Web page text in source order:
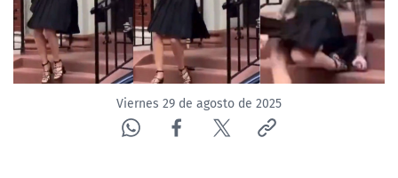
CORPORATIVO Y TRANSPARENCIA
CANAL DE DENUNCIAS
ÁREA DE PROYECTOSViernes 29 de agosto de 2025